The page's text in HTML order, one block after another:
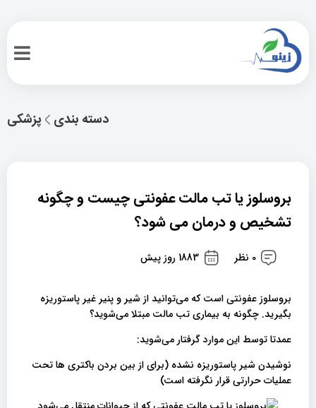
پزشکی دسته بندی
بروسلوز یا تب مالت عفونتی چیست و چگونه
تشخیص و درمان می شود؟
0 نظر 1883 روز پیش
بروسلوز عفونتی است که می‌توانید از شیر و پنیر غیر پاستوریزه
بگیرید. چگونه به بیماری تب مالت مبتلا می‌شوید؟
عمدتا توسط این موارد گرفتار می‌شوید:
نوشیدن شیر پاستوریزه نشده (برای از بین بردن باکتری ها تحت
عملیات حرارتی قرار نگرفته است)